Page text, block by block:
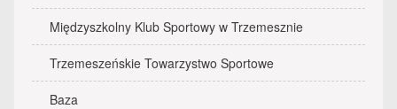
Międzyszkolny Klub Sportowy w Trzemesznie
Trzemeszeńskie Towarzystwo Sportowe
Baza